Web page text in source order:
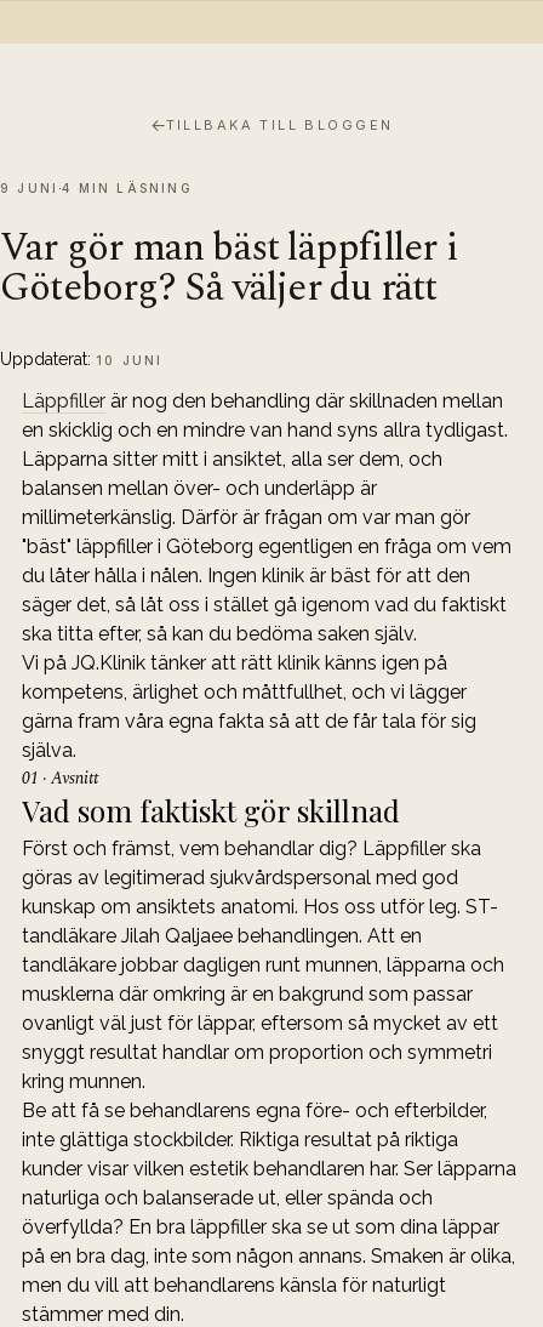
←TILLBAKA TILL BLOGGEN
Var gör man bäst läppfiller i
Göteborg? Så väljer du rätt
9 JUNI 4 MIN LÄSNING
Uppdaterat: 10 JUNI
Läppfiller är nog den behandling där skillnaden mellan
en skicklig och en mindre van hand syns allra tydligast.
Läpparna sitter mitt i ansiktet, alla ser dem, och
balansen mellan över- och underläpp är
millimeterkänslig. Därför är frågan om var man gör
"bäst" läppfiller i Göteborg egentligen en fråga om vem
du låter hålla i nålen. Ingen klinik är bäst för att den
säger det, så låt oss i stället gå igenom vad du faktiskt
ska titta efter, så kan du bedöma saken själv.
Vi på JQ.Klinik tänker att rätt klinik känns igen på
kompetens, ärlighet och måttfullhet, och vi lägger
gärna fram våra egna fakta så att de får tala för sig
själva.
01 · Avsnitt
Vad som faktiskt gör skillnad
Först och främst, vem behandlar dig? Läppfiller ska
göras av legitimerad sjukvårdspersonal med god
kunskap om ansiktets anatomi. Hos oss utför leg. ST-
tandläkare Jilah Qaljaee behandlingen. Att en
tandläkare jobbar dagligen runt munnen, läpparna och
musklerna där omkring är en bakgrund som passar
ovanligt väl just för läppar, eftersom så mycket av ett
snyggt resultat handlar om proportion och symmetri
kring munnen.
Be att få se behandlarens egna före- och efterbilder,
inte glättiga stockbilder. Riktiga resultat på riktiga
kunder visar vilken estetik behandlaren har. Ser läpparna
naturliga och balanserade ut, eller spända och
överfyllda? En bra läppfiller ska se ut som dina läppar
på en bra dag, inte som någon annans. Smaken är olika,
men du vill att behandlarens känsla för naturligt
stämmer med din.